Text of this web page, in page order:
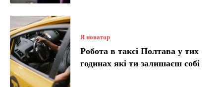
Я новатор
Робота в таксі Полтава у тих
годинах які ти залишаєш собі